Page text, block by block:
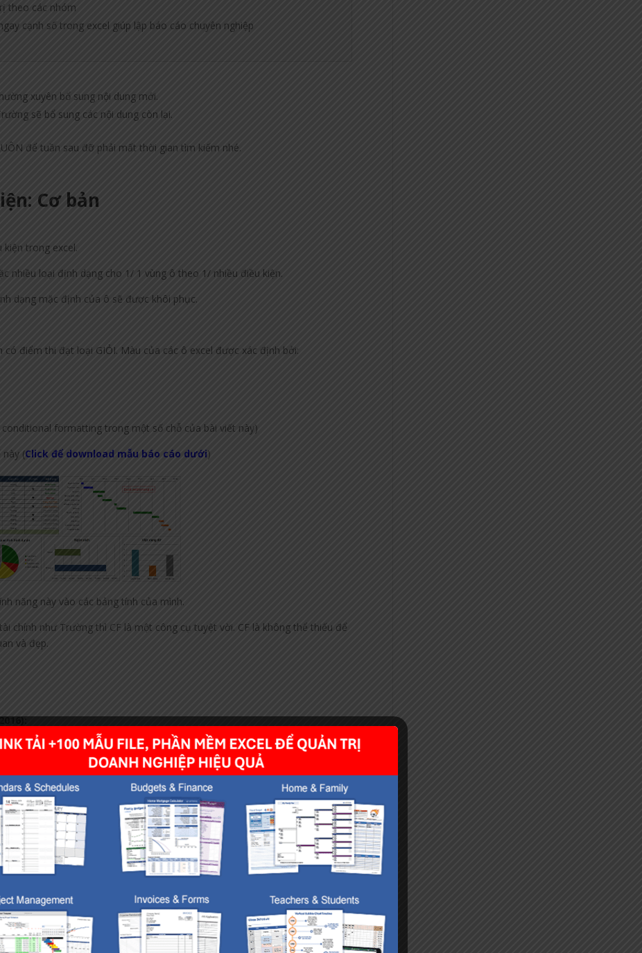
theo các nhóm
cạnh số trong excel giúp lập báo cáo chuyên nghiệp
xuyên bổ sung nội dung mới.
sẽ bổ sung các nội dung còn lại.
để tuần sau đỡ phải mất thời gian tìm kiếm nhé.
Cơ bản
trong excel.
nhiều loại định dạng cho 1/ 1 vùng ô theo 1/ nhiều điều kiện.
dạng mặc định của ô sẽ được khôi phục.
có điểm thi đạt loại GIỎI. Màu của các ô excel được xác định bởi:
formatting trong một số chỗ của bài viết này)
(Click để download mẫu báo cáo dưới)
năng này vào các bảng tính của mình.
chính như Trường thì CF là một công cụ tuyệt vời. CF là không thể thiếu để
và đẹp.
sử dụng CF trên 2007 trở lên. Về cơ bản các tính năng trong phần 2 sẽ
sẵn của conditional formatting
có điều kiện
kiện bạn chọn như sau: